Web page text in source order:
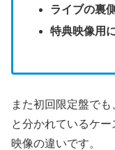
ライブの裏側
特典映像用
また初回限定盤でも
と分かれているケ
映像の違いです。